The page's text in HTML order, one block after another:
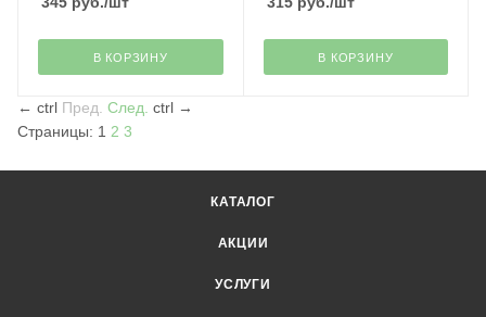
В КОРЗИНУ В КОРЗИНУ
← ctrl Пред. След. ctrl →
Страницы: 1 2 3
КАТАЛОГ
АКЦИИ
УСЛУГИ